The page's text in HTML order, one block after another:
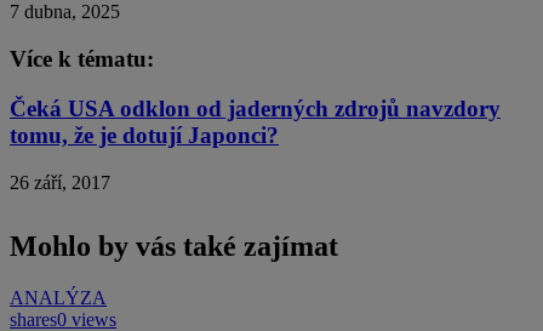
7 dubna, 2025
Více k tématu:
Čeká USA odklon od jaderných zdrojů navzdory
tomu, že je dotují Japonci?
26 září, 2017
Mohlo by vás také zajímat
ANALÝZA
shares0 views